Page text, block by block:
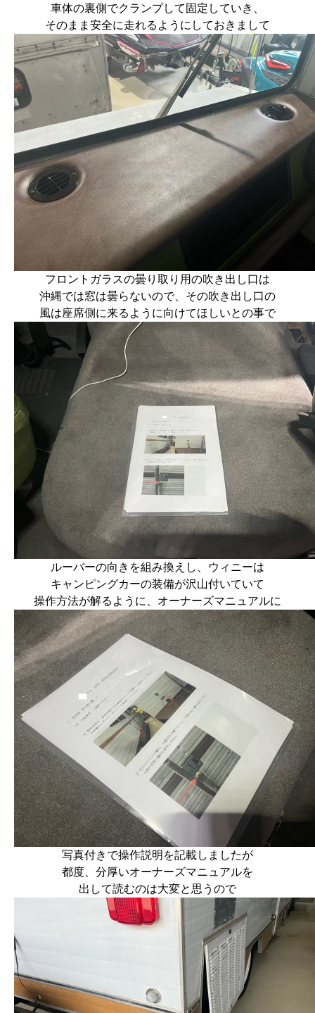
車体の裏側でクランプして固定していき、
そのまま安全に走れるようにしておきまして
フロントガラスの曇り取り用の吹き出し口は
沖縄では窓は曇らないので、その吹き出し口の
風は座席側に来るように向けてほしいとの事で
ルーバーの向きを組み換えし、ウィニーは
キャンピングカーの装備が沢山付いていて
操作方法が解るように、オーナーズマニュアルに
写真付きで操作説明を記載しましたが
都度、分厚いオーナーズマニュアルを
出して読むのは大変と思うので